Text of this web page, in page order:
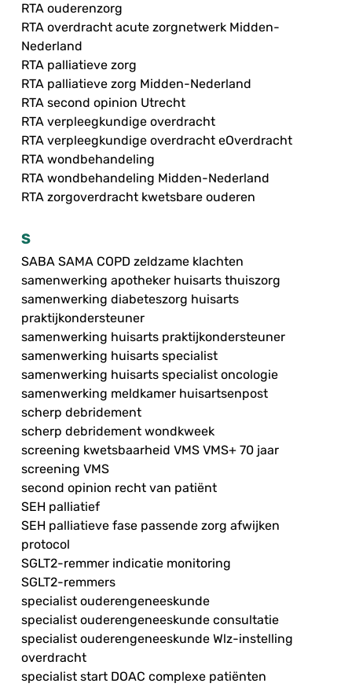
RTA ouderenzorg
RTA overdracht acute zorgnetwerk Midden-
Nederland
RTA palliatieve zorg
RTA palliatieve zorg Midden-Nederland
RTA second opinion Utrecht
RTA verpleegkundige overdracht
RTA verpleegkundige overdracht eOverdracht
RTA wondbehandeling
RTA wondbehandeling Midden-Nederland
RTA zorgoverdracht kwetsbare ouderen
S
SABA SAMA COPD zeldzame klachten
samenwerking apotheker huisarts thuiszorg
samenwerking diabeteszorg huisarts
praktijkondersteuner
samenwerking huisarts praktijkondersteuner
samenwerking huisarts specialist
samenwerking huisarts specialist oncologie
samenwerking meldkamer huisartsenpost
scherp debridement
scherp debridement wondkweek
screening kwetsbaarheid VMS VMS+ 70 jaar
screening VMS
second opinion recht van patiënt
SEH palliatief
SEH palliatieve fase passende zorg afwijken
protocol
SGLT2-remmer indicatie monitoring
SGLT2-remmers
specialist ouderengeneeskunde
specialist ouderengeneeskunde consultatie
specialist ouderengeneeskunde Wlz-instelling
overdracht
specialist start DOAC complexe patiënten